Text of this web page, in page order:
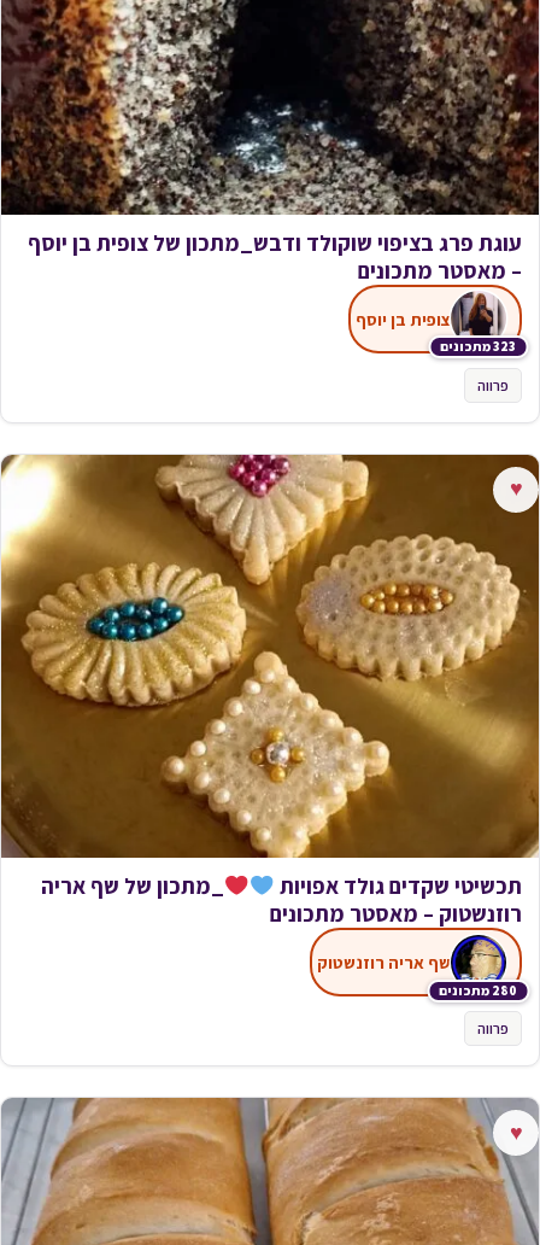
עוגת פרג בציפוי שוקולד ודבש_מתכון של צופית בן יוסף
– מאסטר מתכונים
323 מתכונים
צופית בן יוסף
פרווה
♥
תכשיטי שקדים גולד אפויות
_מתכון של שף אריה
רוזנשטוק – מאסטר מתכונים
280 מתכונים
שף אריה רוזנשטוק
פרווה
♥